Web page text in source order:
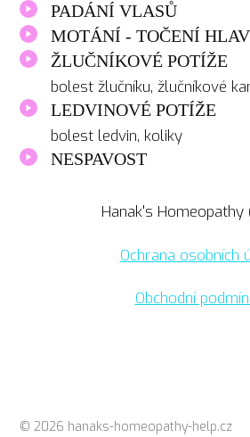
PADÁNÍ VLASŮ
MOTÁNÍ - TOČENÍ
ŽLUČNÍKOVÉ POTÍŽE
bolest žlučníku, žlučníkové
LEDVINOVÉ POTÍŽE
bolest ledvin, koliky
NESPAVOST
Hanak's Homeopathy
Ochrana osobních
Obchodní
© 2026 hanaks-homeopathy-help.cz